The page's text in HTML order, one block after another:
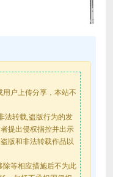
用户上传分享，本站不
法转载,盗版行为的发
提出侵权指控并出示
版和非法转载作品以
除等相应措施后不为此